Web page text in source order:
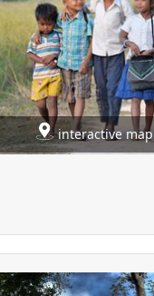
interactive map